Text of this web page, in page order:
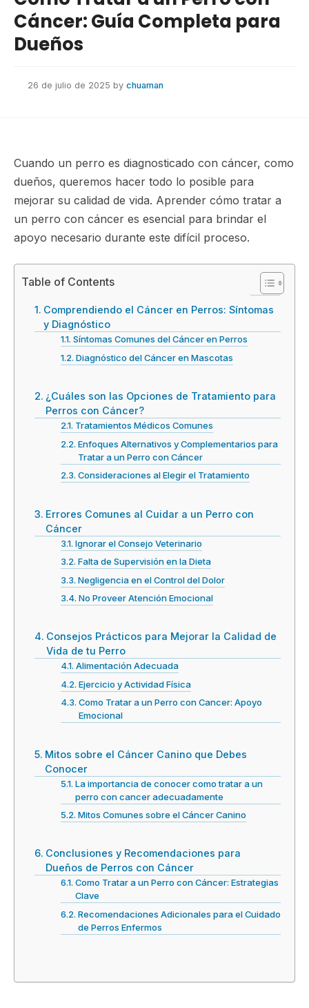
Cáncer: Guía Completa para
Dueños
26 de julio de 2025 by chuaman
Cuando un perro es diagnosticado con cáncer, como
dueños, queremos hacer todo lo posible para
mejorar su calidad de vida. Aprender cómo tratar a
un perro con cáncer es esencial para brindar el
apoyo necesario durante este difícil proceso.
Table of Contents
Comprendiendo el Cáncer en Perros: Síntomas
y Diagnóstico
Síntomas Comunes del Cáncer en Perros
Diagnóstico del Cáncer en Mascotas
¿Cuáles son las Opciones de Tratamiento para
Perros con Cáncer?
Tratamientos Médicos Comunes
Enfoques Alternativos y Complementarios para
Tratar a un Perro con Cáncer
Consideraciones al Elegir el Tratamiento
Errores Comunes al Cuidar a un Perro con
Cáncer
Ignorar el Consejo Veterinario
Falta de Supervisión en la Dieta
Negligencia en el Control del Dolor
No Proveer Atención Emocional
Consejos Prácticos para Mejorar la Calidad de
Vida de tu Perro
Alimentación Adecuada
Ejercicio y Actividad Física
Como Tratar a un Perro con Cancer: Apoyo
Emocional
Mitos sobre el Cáncer Canino que Debes
Conocer
La importancia de conocer como tratar a un
perro con cancer adecuadamente
Mitos Comunes sobre el Cáncer Canino
Conclusiones y Recomendaciones para
Dueños de Perros con Cáncer
Como Tratar a un Perro con Cáncer: Estrategias
Clave
Recomendaciones Adicionales para el Cuidado
de Perros Enfermos